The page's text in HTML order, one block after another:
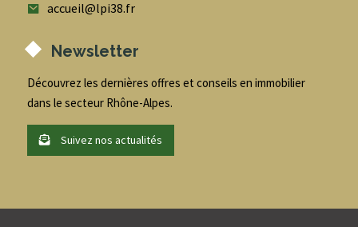
accueil@lpi38.fr
Newsletter
Découvrez les dernières offres et conseils en immobilier
dans le secteur Rhône-Alpes.
Suivez nos actualités